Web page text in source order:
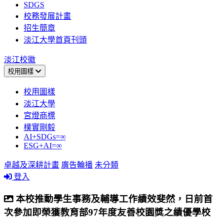
SDGS
校務發展計畫
招生簡章
淡江大學首頁刊頭
淡江校徽
校用圖樣
校用圖樣
淡江大學
宮燈商標
樸實剛毅
AI+SDGs=∞
ESG+AI=∞
卓越及深耕計畫 廣告輪播 未分類
登入
本校推動學生事務及輔導工作績效斐然，日前首
次參加即榮獲教育部97年度友善校園獎之績優學校